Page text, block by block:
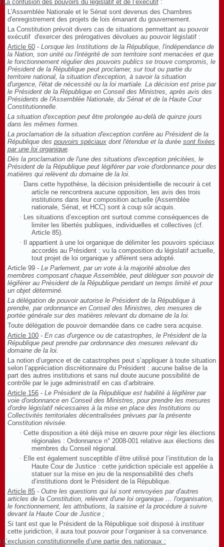
La confusion des pouvoirs du législatif et de l’exécutif :
L'Assemblée Nationale et le Sénat sont devenus des Chambres
d'enregistrement des projets de lois émanant du gouvernement.
La Constitution prévoit divers cas de situations permettant au pouvoir
exécutif d'exercer des prérogatives dévolues au pouvoir législatif :
Article 60 - Lorsque les Institutions de la République, l'indépendance de
la Nation, son unité ou l'intégrité de son territoire sont menacées et que
le fonctionnement régulier des pouvoirs publics se trouve compromis, le
Président de la République peut proclamer, sur tout ou partie du
territoire national, la situation d'exception, à savoir la situation
d'urgence, l'état de nécessité ou la loi martiale. La décision est prise par
le Président de la République en Conseil des Ministres, après avis des
Présidents de l'Assemblée Nationale, du Sénat et de la Haute Cour
Constitutionnelle.
La situation d'exception peut être prolongée au-delà de quinze jours
dans les mêmes formes.
La proclamation de la situation d'exception confère au Président de la
République des pouvoirs spéciaux dont l'étendue et la durée sont fixées
par une loi organique.
Dès la proclamation de l'une des situations d'exception précitées, le
Président de la République peut légiférer par voie d'ordonnance pour des
matières qui relèvent du domaine de la loi.
· Dans cette hypothèse, la décision présidentielle de recourir à cet
article ne rencontrera aucune opposition, les avis des trois
institutions dans leur composition actuelle (Assemblée
nationale, Sénat, et HCC) sont à coup sûr acquis.
· Les situations d’exception ont surtout comme conséquences de
limiter les libertés publiques, individuelles et collectives (cf.
Article 85).
·
Il appartient à une loi organique de délimiter les pouvoirs spéciaux
accordés au Président : vu la composition du législatif actuelle,
tout projet de loi organique y afférent sera adopté.
Article 99 - Le Parlement, par un vote à la majorité absolue des
membres composant chaque Assemblée, peut déléguer son pouvoir de
légiférer au Président de la République pendant un temps limité et pour
un objet déterminé.
La délégation de pouvoir autorise le Président de la République à
prendre, par ordonnance en Conseil des Ministres, des mesures de
portée générale sur des matières relevant du domaine de la loi.
Toute délégation de pouvoir demandée dans ce cadre sera acquise.
Article 100 - En cas d'urgence ou de catastrophes, le Président de la
République peut prendre par ordonnance des mesures relevant du
domaine de la loi.
La notion d’urgence et de catastrophes peut s’appliquer à toute situation
selon l’appréciation discrétionnaire du Président : aucune balise de la
part des autres institutions et sans nul doute aucune possibilité de
contrôle par le juge administratif en cas d’arbitraire.
Article 156 - Le Président de la République est habilité à légiférer par
voie d'ordonnance en Conseil des Ministres, pour prendre les mesures
d'ordre législatif nécessaires à la mise en place des Institutions ou
Collectivités territoriales décentralisées prévues par la présente
Constitution révisée.
· Cette disposition a été déjà mise en œuvre pour régir les élections
régionales : Ordonnance n° 2008-001 relative aux élections des
membres du Conseil régional.
· Elle est également susceptible d’être utilisé pour l’institution de la
Haute Cour de Justice : cette juridiction spéciale est appelée à
statuer sur la mise en jeu de la responsabilité des chefs
d’institutions dont le Président de la République.
Article 85 - Outre les questions qui lui sont renvoyées par d'autres
articles de la Constitution, relèvent d'une loi organique … l'organisation,
le fonctionnement, les attributions, la saisine et la procédure à suivre
devant la Haute Cour de Justice ;
Si tant est que le Président de la République soit disposé à instituer
cette juridiction, il aura tout pouvoir pour l’organiser à sa convenance.
L’exclusion constitutionnelle d’une partie des nationaux :